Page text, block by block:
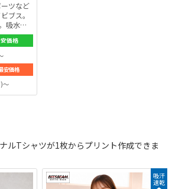
ツなど
ブス。
吸水速
までも
ん。む
られる
してUV
なロゴ
ルビブ
が自然
価格
安価格
～
ルTシャツが1枚からプリント作成できま
吸汗
速乾